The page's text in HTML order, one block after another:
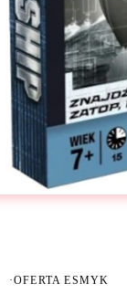
·OFERTA ESMYK